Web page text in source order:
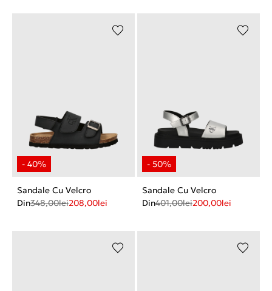
Sandale Cu Velcro
Din348,00lei208,00lei
Sandale Cu Velcro
Din401,00lei200,00lei